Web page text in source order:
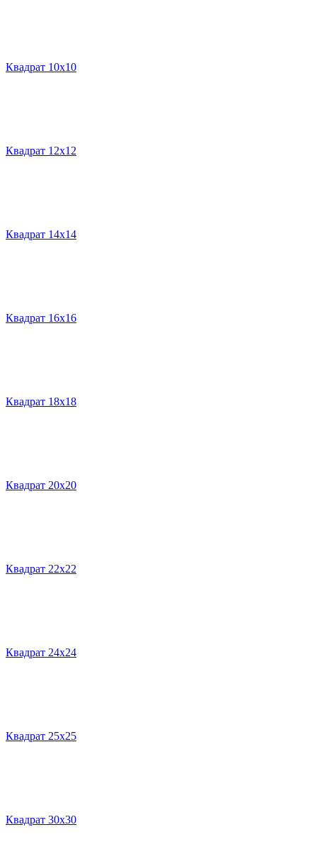
Квадрат 10х10
Квадрат 12х12
Квадрат 14х14
Квадрат 16х16
Квадрат 18х18
Квадрат 20х20
Квадрат 22х22
Квадрат 24х24
Квадрат 25х25
Квадрат 30х30